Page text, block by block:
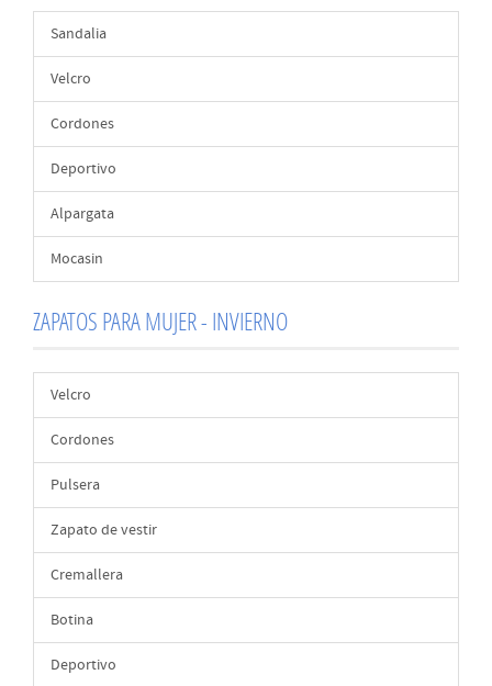
Sandalia
Velcro
Cordones
Deportivo
Alpargata
Mocasin
ZAPATOS PARA MUJER - INVIERNO
Velcro
Cordones
Pulsera
Zapato de vestir
Cremallera
Botina
Deportivo